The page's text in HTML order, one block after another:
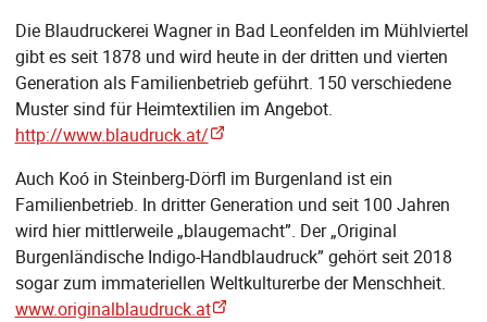
Die Blaudruckerei Wagner in Bad Leonfelden im Mühlviertel
gibt es seit 1878 und wird heute in der dritten und vierten
Generation als Familienbetrieb geführt. 150 verschiedene
Muster sind für Heimtextilien im Angebot.
http://www.blaudruck.at/
Auch Koó in Steinberg-Dörfl im Burgenland ist ein
Familienbetrieb. In dritter Generation und seit 100 Jahren
wird hier mittlerweile „blaugemacht”. Der „Original
Burgenländische Indigo-Handblaudruck” gehört seit 2018
sogar zum immateriellen Weltkulturerbe der Menschheit.
www.originalblaudruck.at